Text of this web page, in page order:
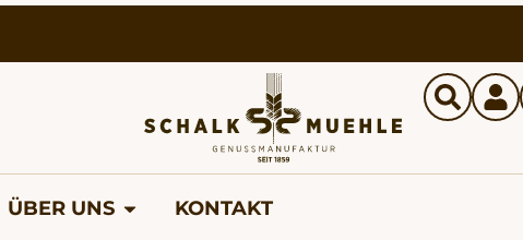
ÜBER UNS KONTAKT